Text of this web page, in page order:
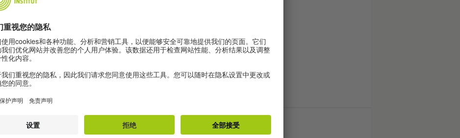
最多 150 字 （英文）
品的參考圖片（如有）
和/或公共社交媒體，以供作品參考
望的展覽展期
束，謝謝各位申請人的熱烈反應。